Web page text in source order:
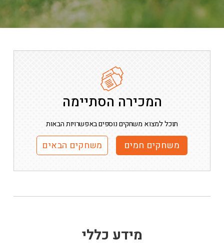
המכירה הסתיימה
תוכל למצוא משחקים נוספים באפשרויות הבאות
משחקים חמים משחקים הבאים
מידע כללי